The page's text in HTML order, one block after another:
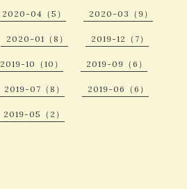
2020-04（5） 2020-03（9）
2020-01（8） 2019-12（7）
2019-10（10） 2019-09（6）
2019-07（8） 2019-06（6）
2019-05（2）